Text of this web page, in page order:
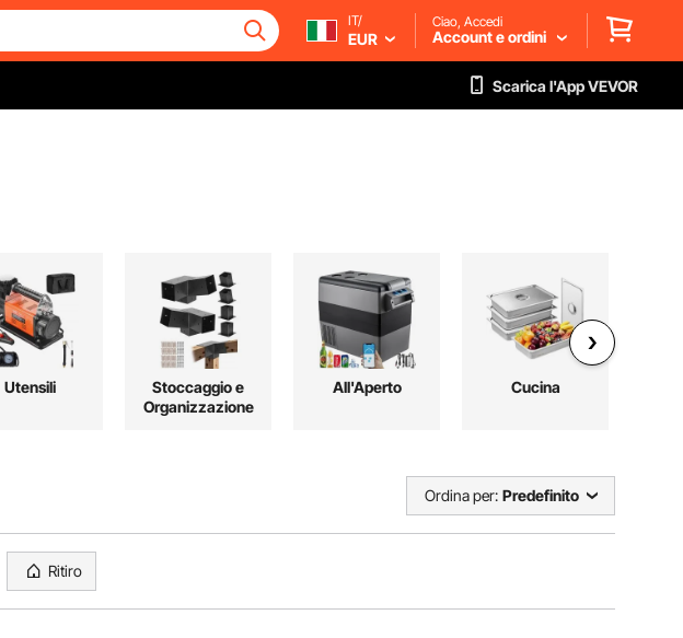
IT/
EUR
Ciao, Accedi
Account e ordini
Scarica l'App VEVOR
Utensili
Stoccaggio e
Organizzazione
All'Aperto Cucina
Ordina per: Predefinito
Ritiro